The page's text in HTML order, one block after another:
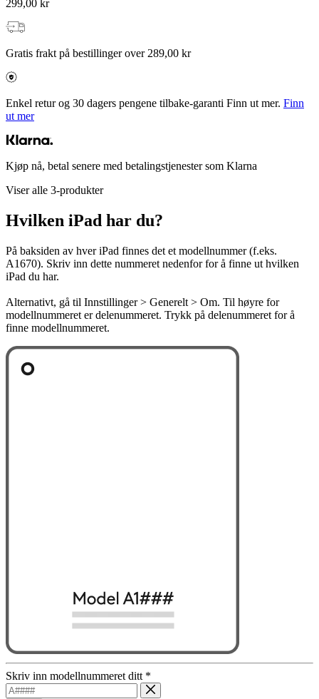
299,00 kr
Gratis frakt på bestillinger over 289,00 kr
Enkel retur og 30 dagers pengene tilbake-garanti Finn ut mer. Finn
ut mer
Kjøp nå, betal senere med betalingstjenester som Klarna
Viser alle 3-produkter
Hvilken iPad har du?
På baksiden av hver iPad finnes det et modellnummer (f.eks.
A1670). Skriv inn dette nummeret nedenfor for å finne ut hvilken
iPad du har.
Alternativt, gå til Innstillinger > Generelt > Om. Til høyre for
modellnummeret er delenummeret. Trykk på delenummeret for å
finne modellnummeret.
Skriv inn modellnummeret ditt *